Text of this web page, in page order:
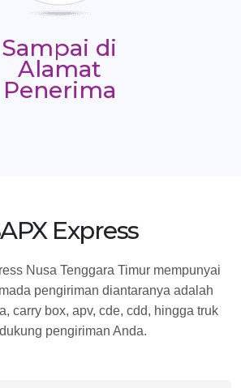
Sampai di
Alamat
Penerima
Express
Nusa Tenggara Timur mempunyai
pengiriman diantaranya adalah
carry box, apv, cde, cdd, hingga truk
pengiriman Anda.